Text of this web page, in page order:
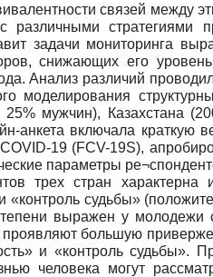
связей между
различными стратегиями
задачи мониторинга
снижающих его
Анализ различий
моделирования
мужчин), Казахстана
анкета включала краткую
19 (FCV-19S),
параметры
трех стран характерна
судьбы»
выражен у
большую
и «контроль судьбы».
человека могут